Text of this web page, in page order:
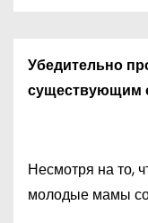
Убедительно
существующим
Несмотря на то,
молодые мамы